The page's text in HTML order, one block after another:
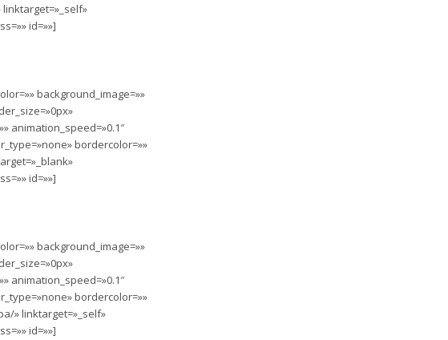
id=»»]
background_image=»»
animation_speed=»0.1″
bordercolor=»»
id=»»]
background_image=»»
animation_speed=»0.1″
bordercolor=»»
» linktarget=»_self»
id=»»]